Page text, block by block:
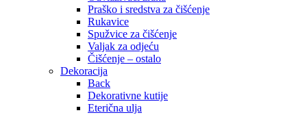
Praško i sredstva za čišćenje
Rukavice
Spužvice za čišćenje
Valjak za odjeću
Čišćenje – ostalo
Dekoracija
Back
Dekorativne kutije
Eterična ulja